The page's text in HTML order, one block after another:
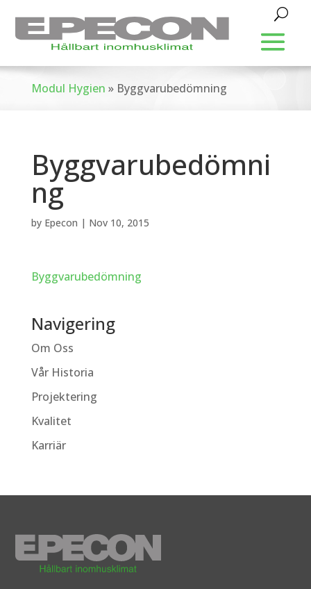
Modul Hygien » Byggvarubedömning
Byggvarubedömni
ng
by Epecon | Nov 10, 2015
Byggvarubedömning
Navigering
Om Oss
Vår Historia
Projektering
Kvalitet
Karriär